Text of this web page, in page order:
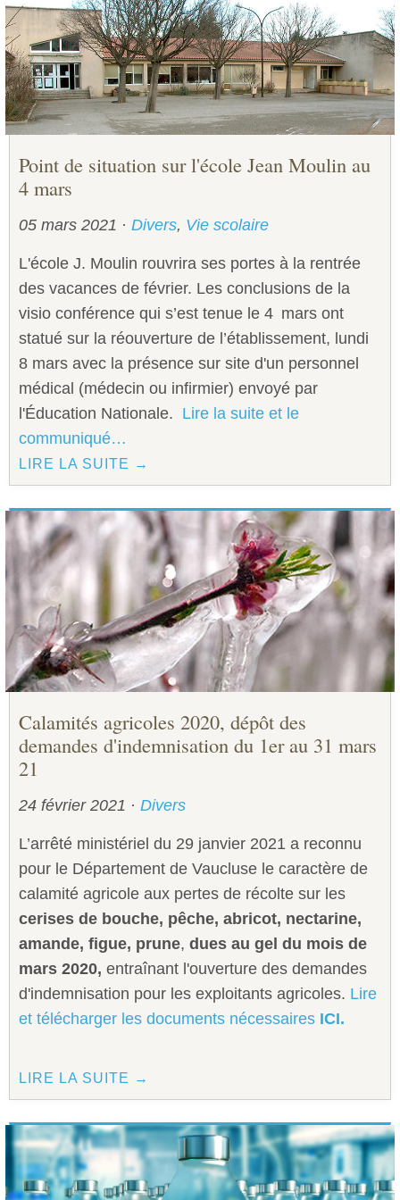
Sécurité civile
Sécurité publique
Point de situation sur l'école Jean Moulin au
4 mars
05 mars 2021 · Divers, Vie scolaire
L'école J. Moulin rouvrira ses portes à la rentrée
des vacances de février. Les conclusions de la
visio conférence qui s’est tenue le 4 mars ont
statué sur la réouverture de l’établissement, lundi
8 mars avec la présence sur site d'un personnel
médical (médecin ou infirmier) envoyé par
l'Éducation Nationale. Lire la suite et le
communiqué…
LIRE LA SUITE →
Calamités agricoles 2020, dépôt des
demandes d'indemnisation du 1er au 31 mars
21
24 février 2021 · Divers
L’arrêté ministériel du 29 janvier 2021 a reconnu
pour le Département de Vaucluse le caractère de
calamité agricole aux pertes de récolte sur les
cerises de bouche, pêche, abricot, nectarine,
amande, figue, prune, dues au gel du mois de
mars 2020, entraînant l'ouverture des demandes
d'indemnisation pour les exploitants agricoles. Lire
et télécharger les documents nécessaires ICI.
LIRE LA SUITE →